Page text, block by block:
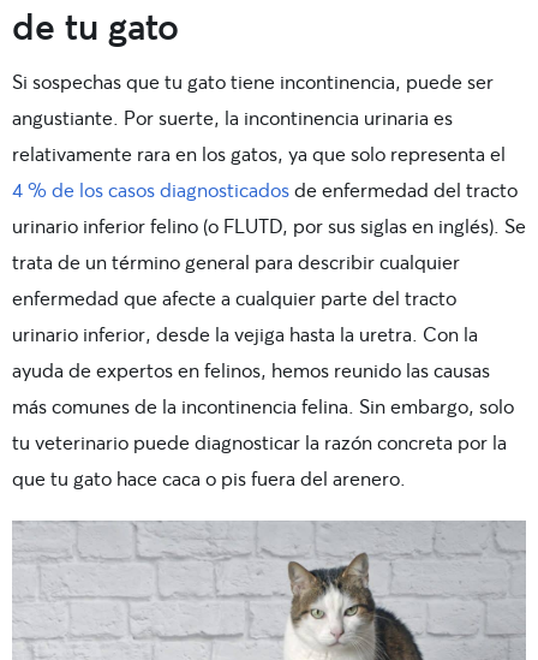
de tu gato
Si sospechas que tu gato tiene incontinencia, puede ser
angustiante. Por suerte, la incontinencia urinaria es
relativamente rara en los gatos, ya que solo representa el
4 % de los casos diagnosticadosde enfermedad del tracto
urinario inferior felino (o FLUTD, por sus siglas en inglés). Se
trata de un término general para describir cualquier
enfermedad que afecte a cualquier parte del tracto
urinario inferior, desde la vejiga hasta la uretra. Con la
ayuda de expertos en felinos, hemos reunido las causas
más comunes de la incontinencia felina. Sin embargo, solo
tu veterinario puede diagnosticar la razón concreta por la
que tu gato hace caca o pis fuera del arenero.